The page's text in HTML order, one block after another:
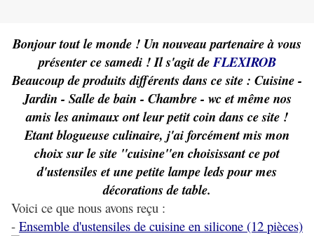
Bonjour tout le monde ! Un nouveau partenaire à vous
présenter ce samedi ! Il s'agit deFLEXIROB
Beaucoup de produits différents dans ce site : Cuisine -
Jardin - Salle de bain - Chambre - wc et même nos
amis les animaux ont leur petit coin dans ce site !
Etant blogueuse culinaire, j'ai forcément mis mon
choix sur le site "cuisine"en choisissant ce pot
d'ustensiles et une petite lampe leds pour mes
décorations de table.
Voici ce que nous avons reçu :
- Ensemble d'ustensiles de cuisine en silicone (12 pièces)